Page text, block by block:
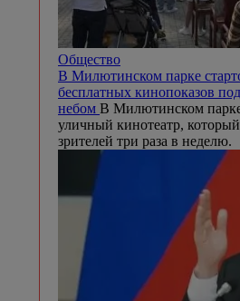
Общество
В Милютинском парке
бесплатных кинопоказов
небом В Милютинском парке
уличный кинотеатр,
зрителей три раза в неделю.